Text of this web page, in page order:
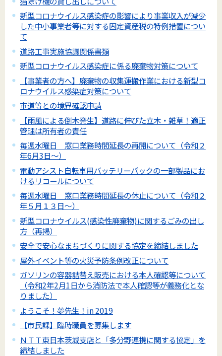
新型コロナウイルス感染症の影響により事業収入が減少
した中小事業者等に対する固定資産税の特例措置につい
て
道路工事実施協議関係書類
新型コロナウイルス感染症に係る廃棄物対策について
【事業者の方へ】廃棄物の収集運搬作業における新型コ
ロナウイルス感染症対策について
市道等との境界確認申請
【雨風による倒木発生】道路に伸びた立木・雑草！適正
管理は所有者の責任
毎週水曜日 窓口業務時間延長の再開について（令和２
年6月3日～）
電動アシスト自転車用バッテリーパックの一部製品にお
けるリコールについて
毎週水曜日 窓口業務時間延長の休止について（令和２
年５月１３日～）
新型コロナウイルス(感染性廃棄物)に関するごみの出し
方（再掲）
安全で安心なまちづくりに関する協定を締結しました
屋外イベント等の火災予防条例改正について
ガソリンの容器詰替え販売における本人確認等について
（令和2年2月1日から消防法で本人確認等が義務化とな
りました）
ようこそ！夢先生！in 2019
【市民課】臨時職員を募集します
ＮＴＴ東日本茨城支店と「多分野連携に関する協定」を
締結しました